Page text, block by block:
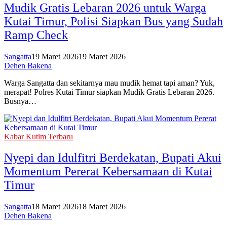
Mudik Gratis Lebaran 2026 untuk Warga
Kutai Timur, Polisi Siapkan Bus yang Sudah
Ramp Check
Sangatta19 Maret 202619 Maret 2026
Dehen Bakena
Warga Sangatta dan sekitarnya mau mudik hemat tapi aman? Yuk,
merapat! Polres Kutai Timur siapkan Mudik Gratis Lebaran 2026.
Busnya…
Kabar Kutim Terbaru
Nyepi dan Idulfitri Berdekatan, Bupati Akui
Momentum Pererat Kebersamaan di Kutai
Timur
Sangatta18 Maret 202618 Maret 2026
Dehen Bakena